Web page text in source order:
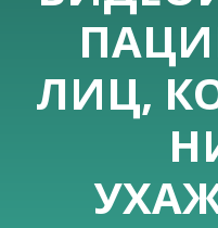
ЛИЦ,